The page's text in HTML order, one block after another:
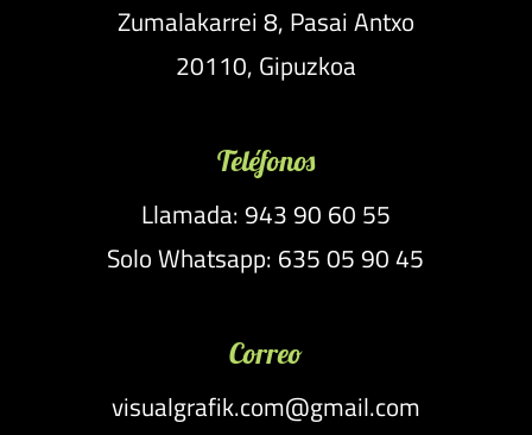
Zumalakarrei 8, Pasai Antxo
20110, Gipuzkoa
Teléfonos
Llamada: 943 90 60 55
Solo Whatsapp: 635 05 90 45
Correo
visualgrafik.com@gmail.com